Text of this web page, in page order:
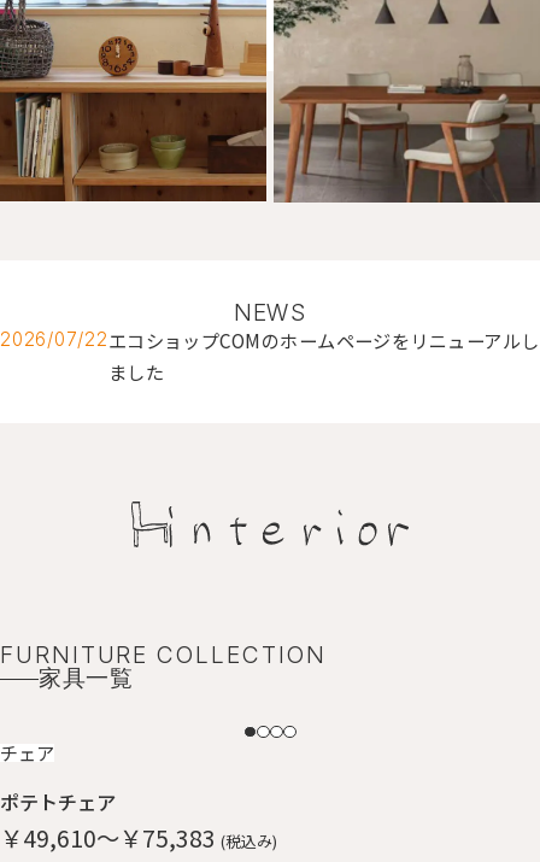
NEWS
2026/07/22エコショップCOMのホームページをリニューアルし
ました
FURNITURE COLLECTION
家具一覧
NEW
チェア
ポテトチェア
￥49,610～￥75,383 (税込み)